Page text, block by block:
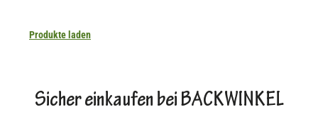
Produkte laden
Sicher einkaufen bei BACKWINKEL